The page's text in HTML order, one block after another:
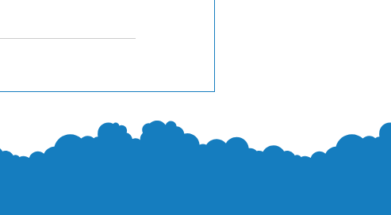
Rodyti viską